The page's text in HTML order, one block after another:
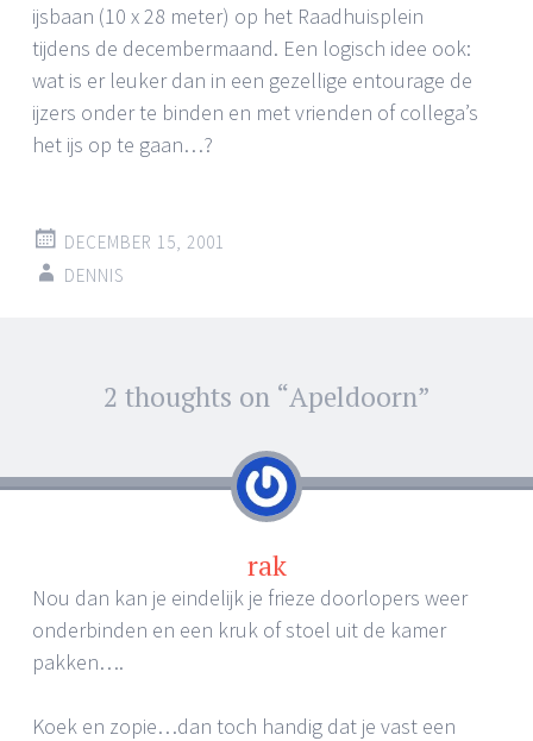
ijsbaan (10 x 28 meter) op het Raadhuisplein
tijdens de decembermaand. Een logisch idee ook:
wat is er leuker dan in een gezellige entourage de
ijzers onder te binden en met vrienden of collega’s
het ijs op te gaan…?
DECEMBER 15, 2001
DENNIS
Post
navigation
2 thoughts on “Apeldoorn”
rak
Nou dan kan je eindelijk je frieze doorlopers weer
onderbinden en een kruk of stoel uit de kamer
pakken….
Koek en zopie…dan toch handig dat je vast een